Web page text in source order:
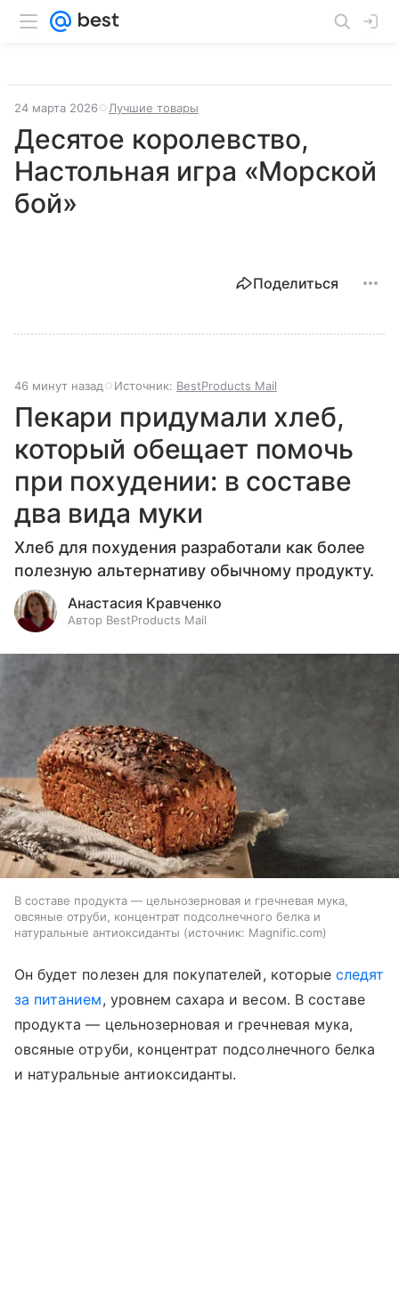
24 марта 2026 Лучшие товары
Десятое королевство,
Настольная игра «Морской
бой»
Поделиться
46 минут назад Источник: BestProducts Mail
Пекари придумали хлеб,
который обещает помочь
при похудении: в составе
два вида муки
Хлеб для похудения разработали как более
полезную альтернативу обычному продукту.
Анастасия Кравченко
Автор BestProducts Mail
В составе продукта — цельнозерновая и гречневая мука,
овсяные отруби, концентрат подсолнечного белка и
натуральные антиоксиданты
источник: Magnific.com
Он будет полезен для покупателей, которыеследят
за питанием, уровнем сахара и весом. В составе
продукта — цельнозерновая и гречневая мука,
овсяные отруби, концентрат подсолнечного белка
и натуральные антиоксиданты.